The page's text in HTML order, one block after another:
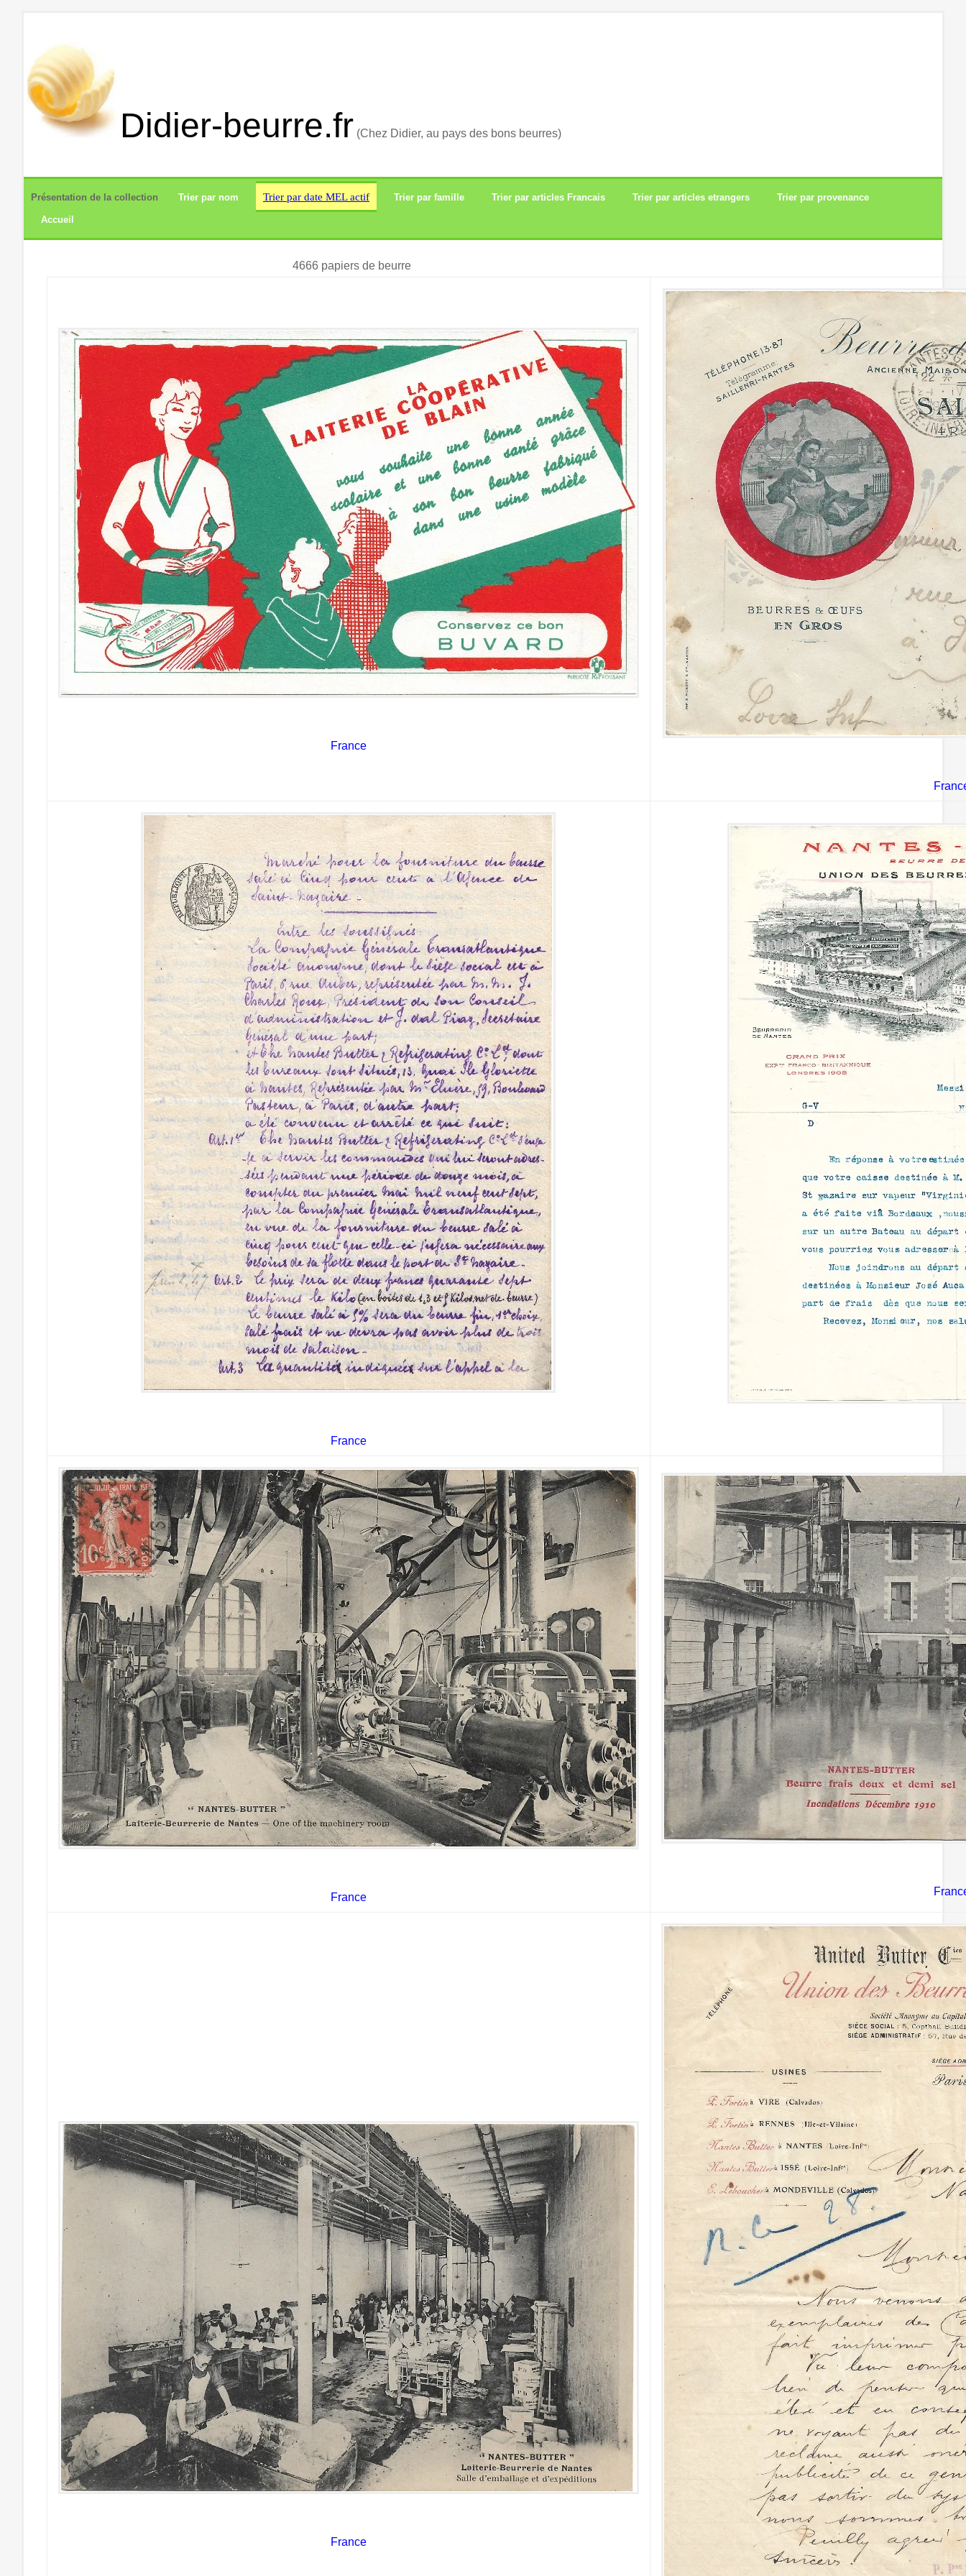
Didier-beurre.fr (Chez Didier, au pays des bons beurres)
Présentation de la collection Trier par nom Trier par date MEL actif Trier par famille Trier par articles Francais Trier par articles etrangers Trier par provenance
Accueil
4666 papiers de beurre
France
France
France
France